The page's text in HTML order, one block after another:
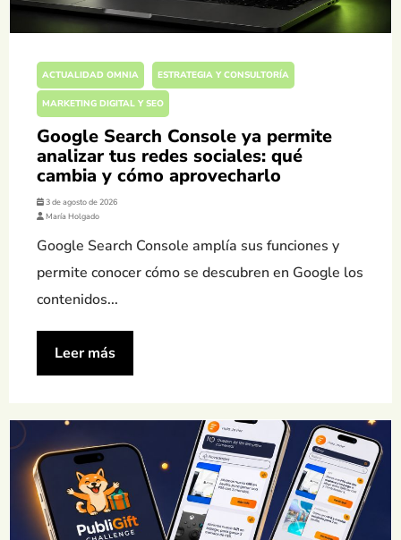
ACTUALIDAD OMNIA ESTRATEGIA Y CONSULTORÍA
MARKETING DIGITAL Y SEO
Google Search Console ya permite
analizar tus redes sociales: qué
cambia y cómo aprovecharlo
3 de agosto de 2026
María Holgado
Google Search Console amplía sus funciones y
permite conocer cómo se descubren en Google los
contenidos...
Leer más